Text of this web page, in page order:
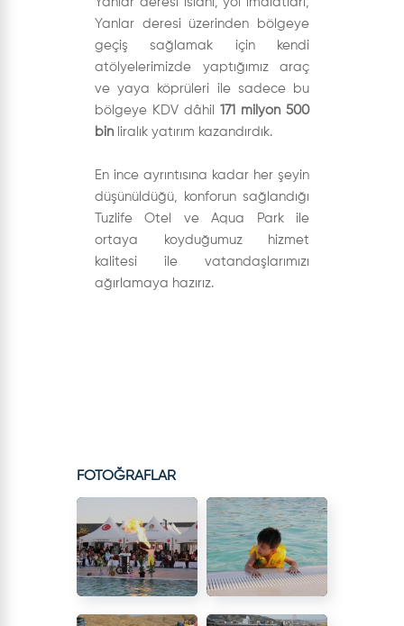
Yanlar deresi üzerinden bölgeye
geçiş sağlamak için kendi
atölyelerimizde yaptığımız araç
ve yaya köprüleri ile sadece bu
bölgeye KDV dâhil 171 milyon 500
bin liralık yatırım kazandırdık.
En ince ayrıntısına kadar her şeyin
düşünüldüğü, konforun sağlandığı
Tuzlife Otel ve Aqua Park ile
ortaya koyduğumuz hizmet
kalitesi ile vatandaşlarımızı
ağırlamaya hazırız.
FOTOĞRAFLAR